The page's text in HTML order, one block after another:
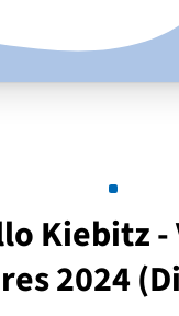
Kiebitz -
2024